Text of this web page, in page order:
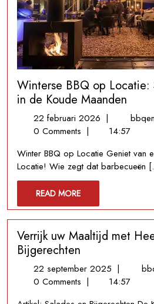
Winterse BBQ op
in de Koude Maanden
22 februari 2026 22
februari
|
0 Comments |
14:57
Winter BBQ op Locatie Geniet van
Locatie! Wie zegt dat barbecueën
READ MOREREAD
MORE
Verrijk uw Maaltijd met
Bijgerechten
22 september 2025 22
september
|
0 Comments |
14:57